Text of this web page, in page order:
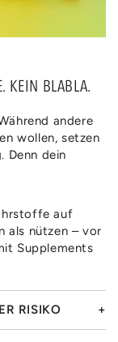
KEIN BLABLA.
andere
wollen, setzen
Denn dein
auf
als nützen – vor
Supplements
RISIKO